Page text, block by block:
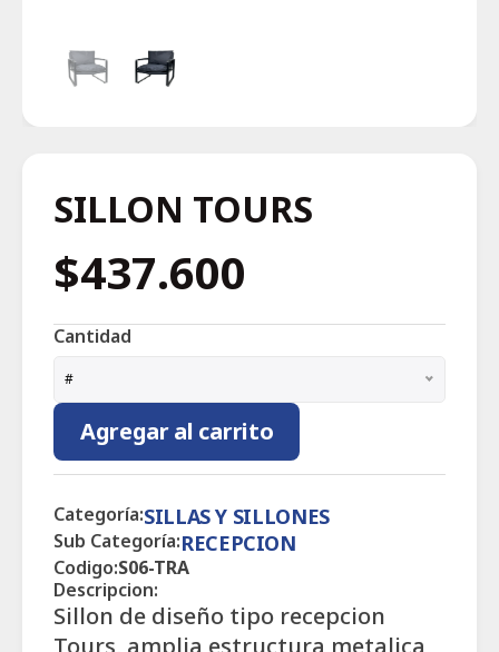
SILLON TOURS
$437.600
Cantidad
#
Agregar al carrito
Categoría:SILLAS Y SILLONES
Sub Categoría:RECEPCION
Codigo:S06-TRA
Descripcion:
Sillon de diseño tipo recepcion
Tours, amplia estructura metalica